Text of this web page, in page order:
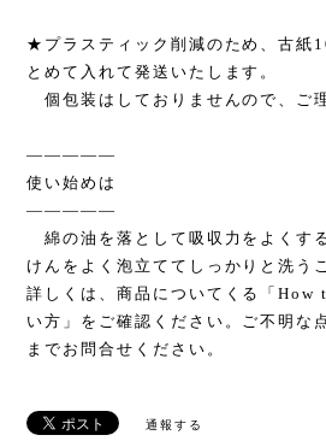
★プラスティック削減のため、古紙
とめて入れて発送いたします。
個包装はしておりませんので、ご
―――――
使い始めは
―――――
綿の油を落として吸収力をよくす
けんをよく泡立ててしっかりと洗う
詳しくは、商品についてくる「How
い方」をご確認ください。ご不明な
までお問合せください。
通報する